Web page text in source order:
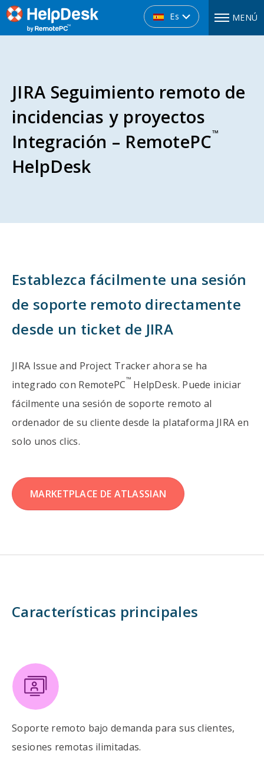
Es MENÚ
JIRA Seguimiento remoto de
incidencias y proyectos
Integración – RemotePC™
HelpDesk
Establezca fácilmente una sesión
de soporte remoto directamente
desde un ticket de JIRA
JIRA Issue and Project Tracker ahora se ha
integrado con RemotePC™ HelpDesk. Puede iniciar
fácilmente una sesión de soporte remoto al
ordenador de su cliente desde la plataforma JIRA en
solo unos clics.
MARKETPLACE DE ATLASSIAN
Características principales
Soporte remoto bajo demanda para sus clientes,
sesiones remotas ilimitadas.